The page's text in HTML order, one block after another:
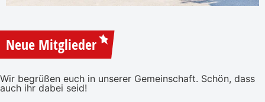
Neue Mitglieder
Wir begrüßen euch in unserer Gemeinschaft. Schön, dass
auch ihr dabei seid!